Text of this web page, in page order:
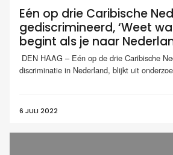
Eén op drie Caribische
gediscrimineerd, ‘Weet
begint als je naar
DEN HAAG – Eén op de drie Caribische
discriminatie in Nederland, blijkt uit
6 JULI 2022